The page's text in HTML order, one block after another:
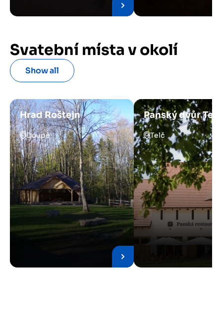
Svatební místa v okolí
Show all
Hrad Roštejn
Doupě
Panský dvůr Telč
Telč